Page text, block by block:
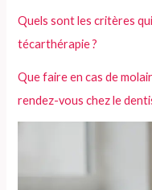
Quels sont les critères
técarthérapie ?
Que faire en cas de
rendez-vous chez le